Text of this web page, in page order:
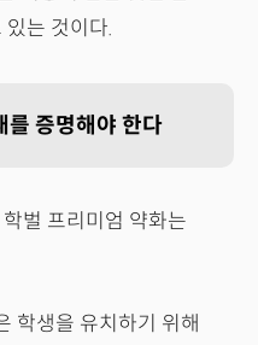
는 것이다.
를 증명해야 한다
벌 프리미엄 약화는
학생을 유치하기 위해